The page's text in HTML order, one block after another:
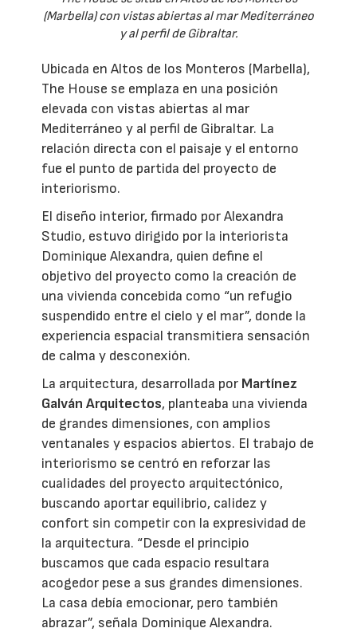
(Marbella) con vistas abiertas al mar Mediterráneo
y al perfil de Gibraltar.
Ubicada en Altos de los Monteros (Marbella),
The House se emplaza en una posición
elevada con vistas abiertas al mar
Mediterráneo y al perfil de Gibraltar. La
relación directa con el paisaje y el entorno
fue el punto de partida del proyecto de
interiorismo.
El diseño interior, firmado por Alexandra
Studio, estuvo dirigido por la interiorista
Dominique Alexandra, quien define el
objetivo del proyecto como la creación de
una vivienda concebida como “un refugio
suspendido entre el cielo y el mar”, donde la
experiencia espacial transmitiera sensación
de calma y desconexión.
La arquitectura, desarrollada por Martínez
Galván Arquitectos, planteaba una vivienda
de grandes dimensiones, con amplios
ventanales y espacios abiertos. El trabajo de
interiorismo se centró en reforzar las
cualidades del proyecto arquitectónico,
buscando aportar equilibrio, calidez y
confort sin competir con la expresividad de
la arquitectura. “Desde el principio
buscamos que cada espacio resultara
acogedor pese a sus grandes dimensiones.
La casa debía emocionar, pero también
abrazar”, señala Dominique Alexandra.